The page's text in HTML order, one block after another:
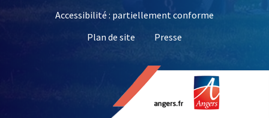
Accessibilité : partiellement conforme
Plan de site
Presse